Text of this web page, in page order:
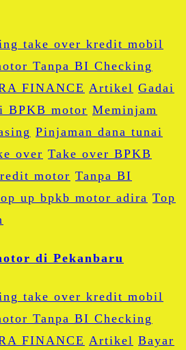
FINANCE Artikel Gadai
BPKB motor Meminjam
Pinjaman dana tunai
over Take over BPKB
motor Tanpa BI
up bpkb motor adira Top
di Pekanbaru
FINANCE Artikel Bayar